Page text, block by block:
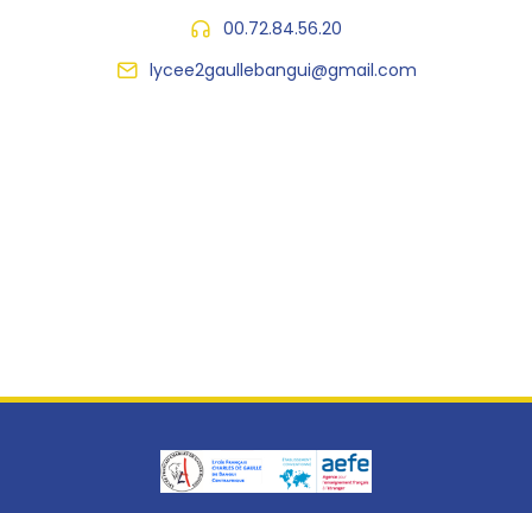
00.72.84.56.20
lycee2gaullebangui@gmail.com